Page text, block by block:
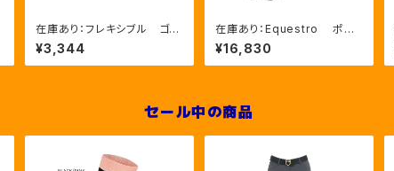
在庫あり：フレキシブル ゴム
ブラシ（ETS00006）
¥3,344
在庫あり：Equestro ポケ
ットいっぱいグルーミングバッ
グ（ETS02013）
¥16,830
セール中の商品